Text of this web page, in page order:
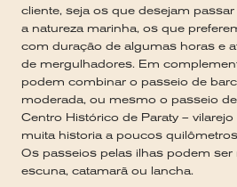
cliente, seja os que desejam
a natureza marinha, os que
com duração de algumas horas e
de mergulhadores. Em
podem combinar o passeio de
moderada, ou mesmo o passeio
Centro Histórico de Paraty –
muita historia a poucos
Os passeios pelas ilhas podem ser
escuna, catamarã ou lancha.